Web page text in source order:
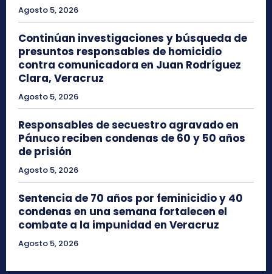
Agosto 5, 2026
Continúan investigaciones y búsqueda de
presuntos responsables de homicidio
contra comunicadora en Juan Rodríguez
Clara, Veracruz
Agosto 5, 2026
Responsables de secuestro agravado en
Pánuco reciben condenas de 60 y 50 años
de prisión
Agosto 5, 2026
Sentencia de 70 años por feminicidio y 40
condenas en una semana fortalecen el
combate a la impunidad en Veracruz
Agosto 5, 2026